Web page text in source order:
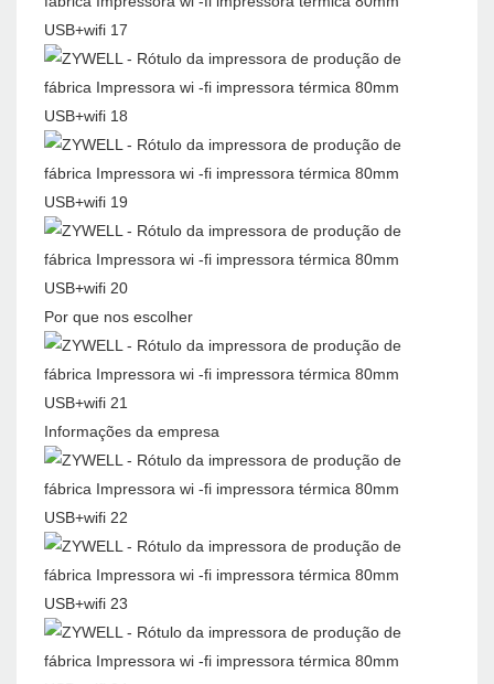
Por que nos escolher
Informações da empresa